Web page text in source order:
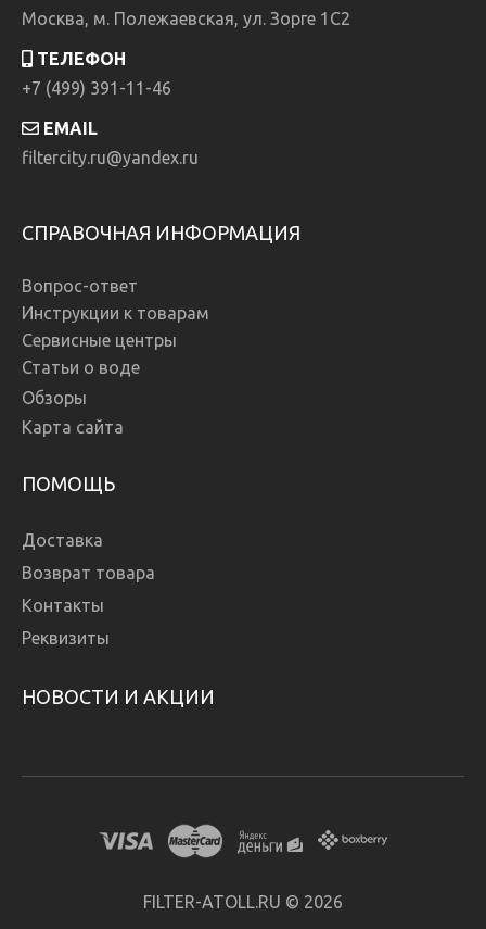
Москва, м. Полежаевская, ул. Зорге 1C2
ТЕЛЕФОН
+7 (499) 391-11-46
EMAIL
filtercity.ru@yandex.ru
СПРАВОЧНАЯ ИНФОРМАЦИЯ
Вопрос-ответ
Инструкции к товарам
Сервисные центры
Статьи о воде
Обзоры
Карта сайта
ПОМОЩЬ
Доставка
Возврат товара
Контакты
Реквизиты
НОВОСТИ И АКЦИИ
FILTER-ATOLL.RU © 2026